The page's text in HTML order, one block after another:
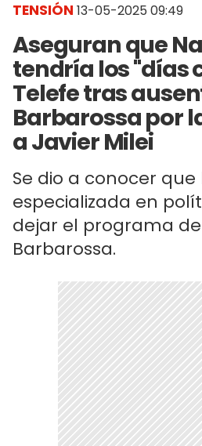
TENSIÓN 13-05-2025 09:49
Aseguran que
tendría los "días
Telefe tras
Barbarossa por
a Javier Milei
Se dio a conocer
especializada en
dejar el programa
Barbarossa.